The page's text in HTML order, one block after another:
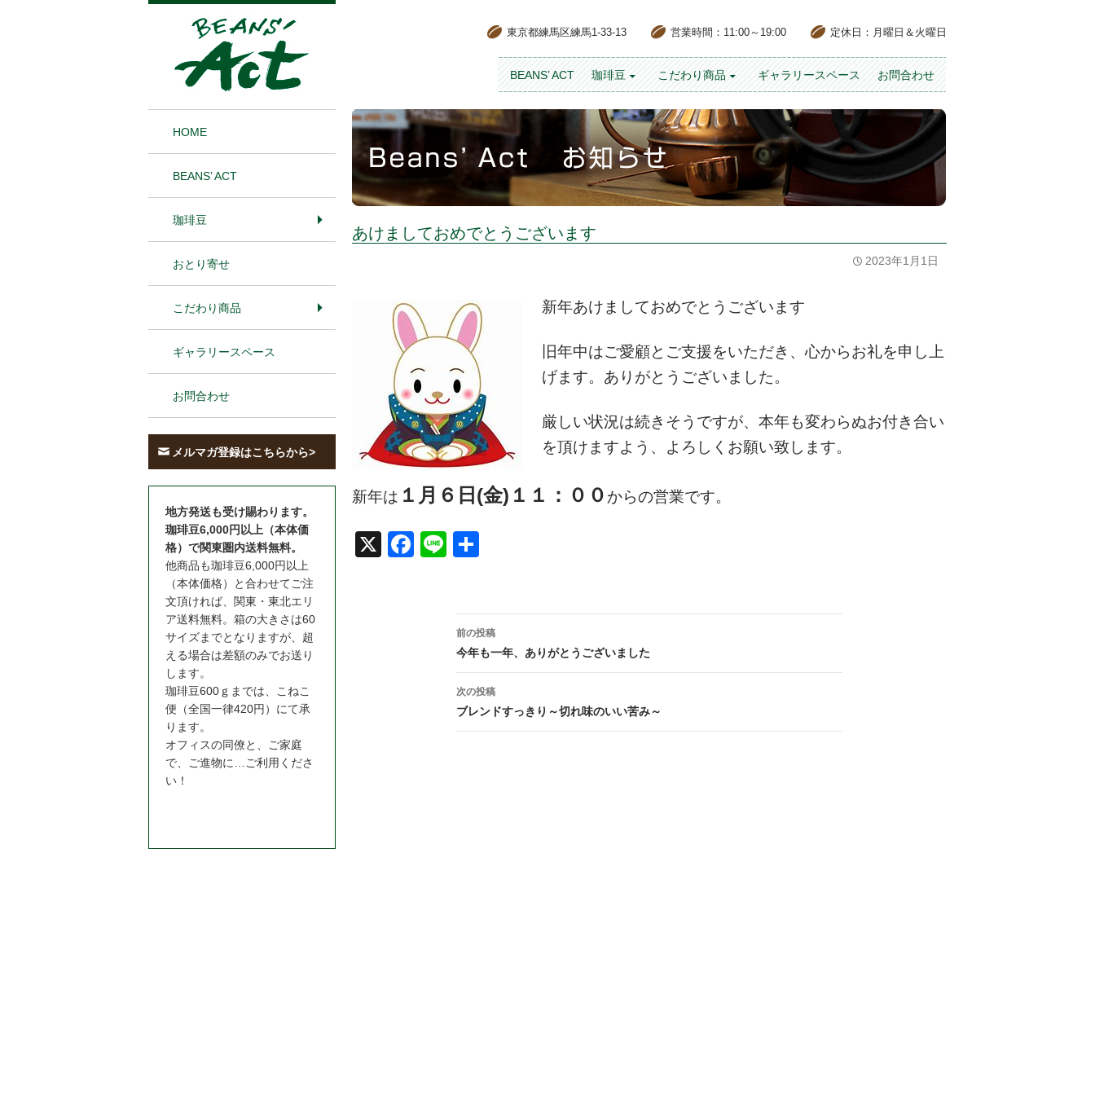
東京都練馬区練馬1-33-13 営業時間：11:00～19:00 定休日：月曜日＆火曜日
BEANS’ ACT 珈琲豆 こだわり商品 ギャラリースペース お問合わせ
あけましておめでとうございます
2023年1月1日
新年あけましておめでとうございます
旧年中はご愛顧とご支援をいただき、心からお礼を申し上
げます。ありがとうございました。
厳しい状況は続きそうですが、本年も変わらぬお付き合い
を頂けますよう、よろしくお願い致します。
新年は １月６日(金)１１：００ からの営業です。
Face
Line
投
稿
ナ
ビ
前の投稿
今年も一年、ありがとうございました
次の投稿
ブレンドすっきり～切れ味のいい苦み～
HOME
BEANS’ ACT
珈琲豆
おとり寄せ
こだわり商品
ギャラリースペース
お問合わせ
メルマガ登録はこちらから>
地方発送も受け賜わります。
珈琲豆6,000円以上（本体価
格）で関東圏内送料無料。
他商品も珈琲豆6,000円以上
（本体価格）と合わせてご注
文頂ければ、関東・東北エリ
ア送料無料。箱の大きさは60
サイズまでとなりますが、超
える場合は差額のみでお送り
します。
珈琲豆600ｇまでは、こねこ
便（全国一律420円）にて承
ります。
オフィスの同僚と、ご家庭
で、ご進物に…ご利用くださ
い！